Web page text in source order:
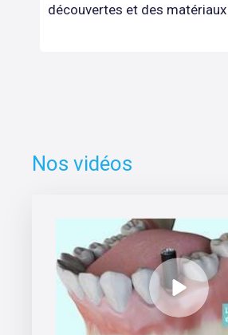
découvertes et des
Nos vidéos